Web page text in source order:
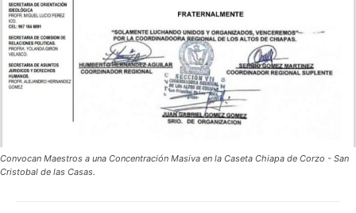
Convocan Maestros a una Concentración Masiva en la Caseta Chiapa de Corzo - San
Cristobal de las Casas.